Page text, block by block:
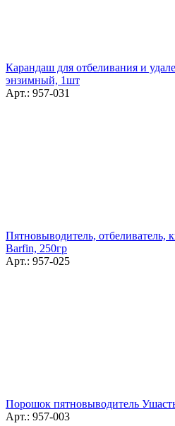
Карандаш для отбеливания и
энзимный, 1шт
Арт.: 957-031
Пятновыводитель, отбеливатель,
Barfin, 250гр
Арт.: 957-025
Порошок пятновыводитель
Арт.: 957-003